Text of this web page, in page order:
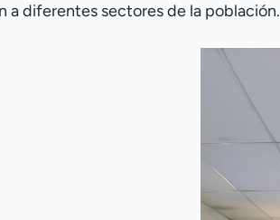
a diferentes sectores de la población.